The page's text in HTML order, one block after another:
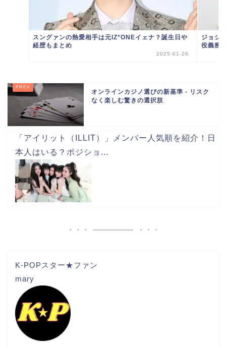
スングァンの熱愛相手は元IZ*ONEイェナ？誕生日や
経歴もまとめ
2025-01-26
ジョシ
役義務
オンラインカジノ選びの新基準 - リスク
なく楽しむ驚きの選択肢
「アイリット（ILLIT）」メンバー人気順を紹介！日
本人はいる？ポジショ...
K-POPスター★ファン
mary